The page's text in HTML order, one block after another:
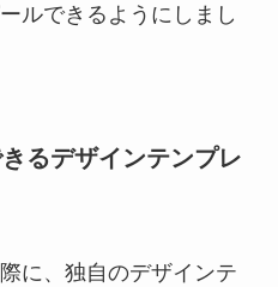
ルできるようにしまし
るデザインテンプレ
に、独自のデザインテ